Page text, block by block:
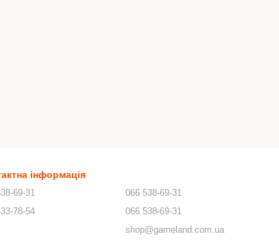
інформація
69-31
78-54
066 538-69-31
066 538-69-31
shop@gameland.com.ua